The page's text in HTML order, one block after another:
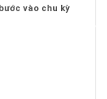
vào chu kỳ